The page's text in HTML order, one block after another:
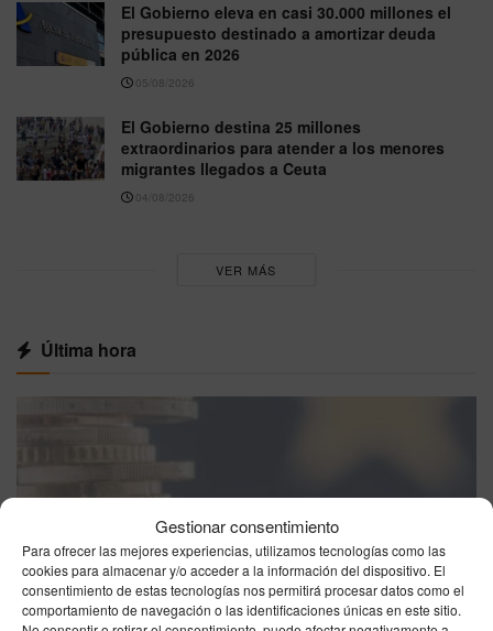
Gestionar consentimiento
Para ofrecer las mejores experiencias, utilizamos tecnologías como las
cookies para almacenar y/o acceder a la información del dispositivo. El
consentimiento de estas tecnologías nos permitirá procesar datos como el
comportamiento de navegación o las identificaciones únicas en este sitio.
El Gobierno eleva en casi 30.000 millones el
presupuesto destinado a amortizar deuda
pública en 2026
05/08/2026
El Gobierno destina 25 millones
extraordinarios para atender a los menores
migrantes llegados a Ceuta
04/08/2026
VER MÁS
Última hora